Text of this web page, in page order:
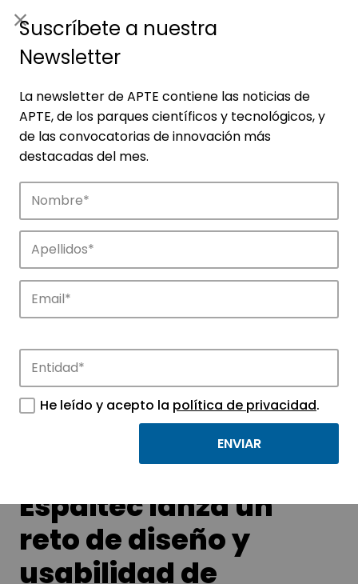
Noticias
Conoce las noticias más destacadas de
APTE y sus parques científicos y
tecnológicos.
Espaitec lanza un
reto de diseño y
usabilidad de
Suscríbete a nuestra
Newsletter
La newsletter de APTE contiene las noticias de
APTE, de los parques científicos y tecnológicos, y
de las convocatorias de innovación más
destacadas del mes.
He leído y acepto la política de privacidad.